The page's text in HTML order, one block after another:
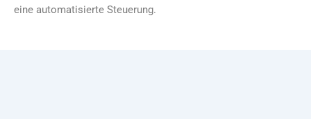
eine automatisierte Steuerung.